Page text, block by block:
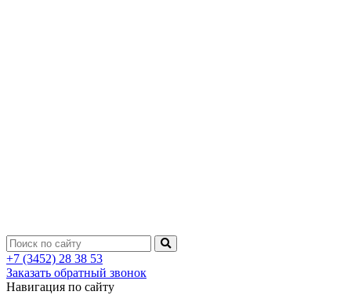
+7 (3452) 28 38 53
Заказать обратный звонок
Навигация по сайту